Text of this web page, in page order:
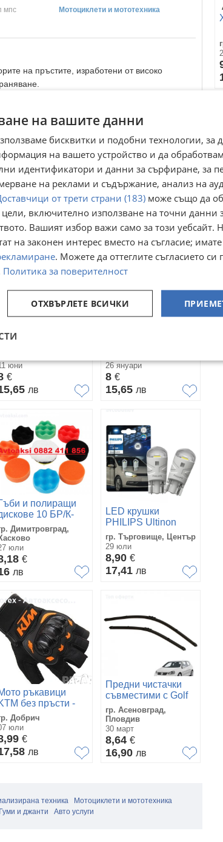
мпс
Мотоциклети и мототехника
на пръстите, изработени от високо
ръкавиците.
Преглеждания:127
3 БР/К-
юни
€
лв
26 януари
8 €
15,65 лв
и полиращи
10 БР/К-
13061
Димитровград,
юли
€
лв
LED крушки
PHILIPS Ultinon
Pro3100 SL
T10(W5W) к-т/2 бр./
гр. Търговище, Център
29 юли
8,90 €
17,41 лв
ръкавици
без пръсти -
оранжеви
Добрич
юли
€
лв
Предни чистачки
съвместими с Golf
5/Caddy/Touran/Octavia/
A3 2 бр/к-т
гр. Асеновград,
Пловдив
30 март
8,64 €
16,90 лв
техника
Мотоциклети и мототехника
Гуми и джанти Авто услуги
на вашите данни
бисквитки и подобни технологии, за
на вашето устройство и да
идентификатори и данни за сърфиране, за
на реклами и съдържание, анализ на
от трети страни (183) може също да
включително използване на точни данни
Вашият избор важи само за този уебсайт.
на законен интерес вместо на съгласие;
. Можете да оттеглите съгласието си
Политика за поверителност
ОТХВЪРЛЕТЕ ВСИЧКИ